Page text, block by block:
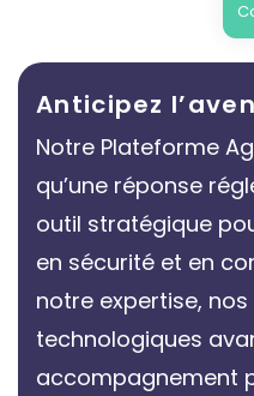
Anticipez
Notre Plateforme
qu’une réponse
outil stratégique
en sécurité et en
notre expertise,
technologiques
accompagnement